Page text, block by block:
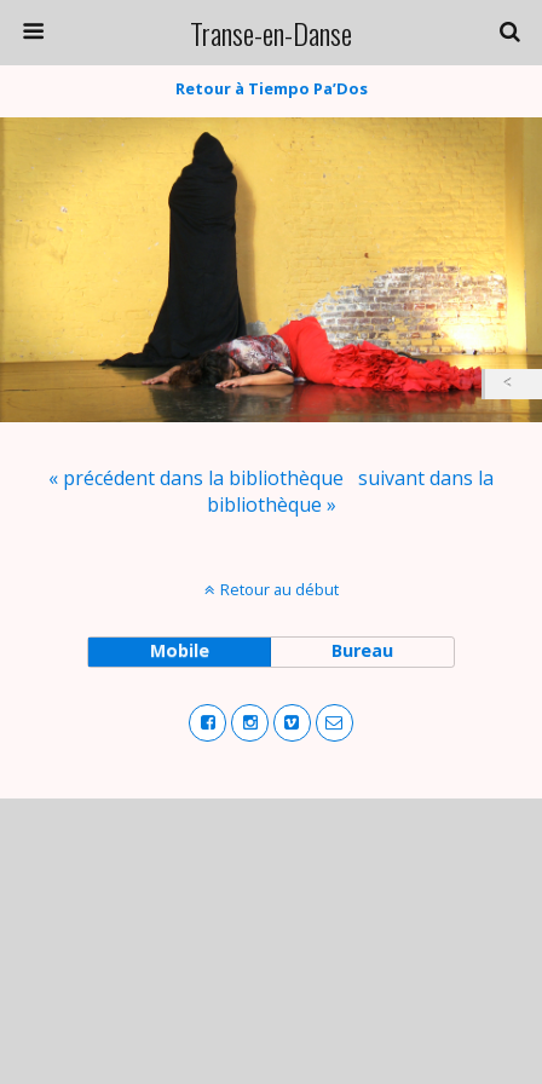
Transe-en-Danse
Retour à Tiempo Pa’Dos
« précédent dans la bibliothèque suivant dans la
bibliothèque »
Retour au début
Mobile Bureau